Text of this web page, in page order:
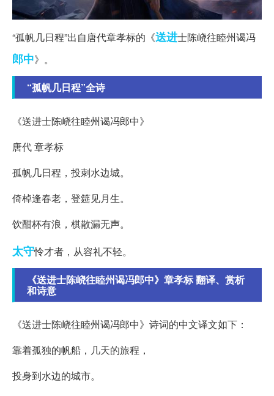
“孤帆几日程”出自唐代章孝标的《送进士陈峣往睦州谒冯
郎中》。
“孤帆几日程”全诗
《送进士陈峣往睦州谒冯郎中》
唐代 章孝标
孤帆几日程，投刺水边城。
倚棹逢春老，登筵见月生。
饮酣杯有浪，棋散漏无声。
太守怜才者，从容礼不轻。
《送进士陈峣往睦州谒冯郎中》章孝标 翻译、赏析
和诗意
《送进士陈峣往睦州谒冯郎中》诗词的中文译文如下：
靠着孤独的帆船，几天的旅程，
投身到水边的城市。